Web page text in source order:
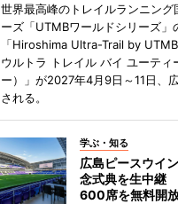
世界最高峰のトレイルランニング
ーズ「UTMBワールドシリーズ」
「Hiroshima Ultra-Trail by
ウルトラ トレイル バイ ユーティ
ー）」が2027年4月9日～11日、
される。
学ぶ・知る
広島ピースウイ
念式典を生中継
600席を無料開